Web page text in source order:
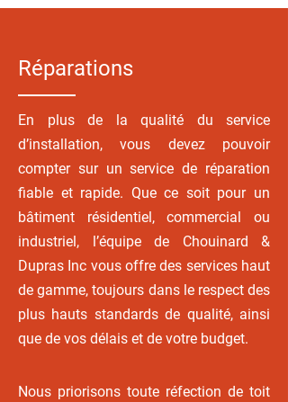
Réparations
En plus de la qualité du service
d’installation, vous devez pouvoir
compter sur un service de réparation
fiable et rapide. Que ce soit pour un
bâtiment résidentiel, commercial ou
industriel, l’équipe de Chouinard &
Dupras Inc vous offre des services haut
de gamme, toujours dans le respect des
plus hauts standards de qualité, ainsi
que de vos délais et de votre budget.
Nous priorisons toute réfection de toit